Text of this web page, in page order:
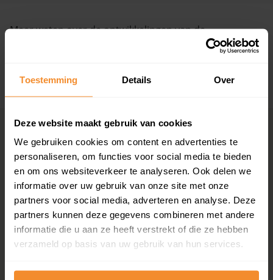
Toestemming Details Over
Deze website maakt gebruik van cookies
We gebruiken cookies om content en advertenties te
personaliseren, om functies voor social media te bieden
en om ons websiteverkeer te analyseren. Ook delen we
informatie over uw gebruik van onze site met onze
partners voor social media, adverteren en analyse. Deze
partners kunnen deze gegevens combineren met andere
informatie die u aan ze heeft verstrekt of die ze hebben
verzameld op basis van uw gebruik van hun services.
Vragen? Neem contact met ons op
Maandag t/m vrijdag - 08:00 -18:00
Meer weten over de ontwikkelingen van de
huizenprijzen, woningwaarde en andere cijfers in deze
Westeinde.
+ Lees de volledige omschrijving
per provincie
Drenthe
Flevoland
Friesland
Gelderland
Groningen
Limburg
Noord-Brabant
woningmarkten
Amsterdam
Den Haag
Rotterdam
Utrecht
Groningen
Eindhoven
Tilburg